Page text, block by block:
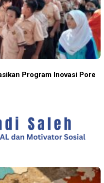
Program Inovasi Pore